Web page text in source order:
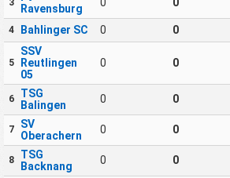
3
Ravensburg
4 Bahlinger SC 0 0
5
SSV
Reutlingen
05
0 0
6
TSG
Balingen
0 0
7
SV
Oberachern
0 0
8
TSG
Backnang
0 0